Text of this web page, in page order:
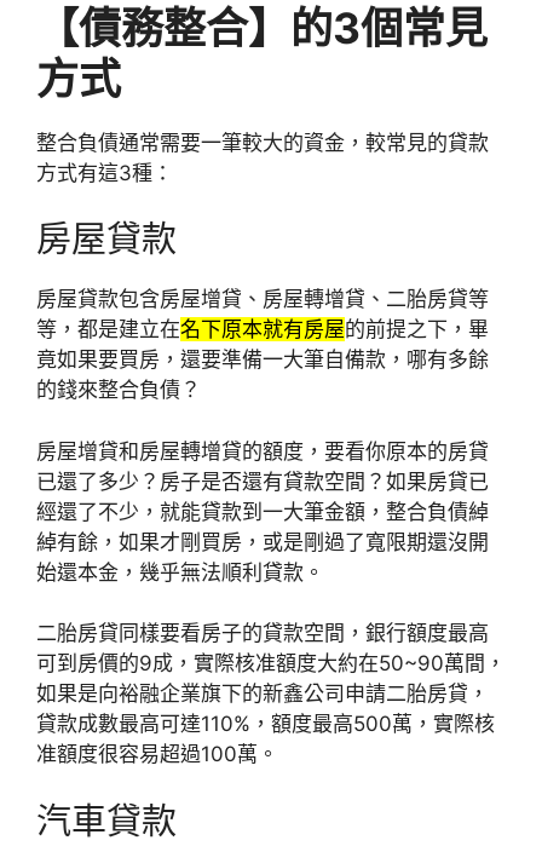
【債務整合】的3個常見
方式
整合負債通常需要一筆較大的資金，較常見的貸款
方式有這3種：
房屋貸款
房屋貸款包含房屋增貸、房屋轉增貸、二胎房貸等
等，都是建立在名下原本就有房屋的前提之下，畢
竟如果要買房，還要準備一大筆自備款，哪有多餘
的錢來整合負債？
房屋增貸和房屋轉增貸的額度，要看你原本的房貸
已還了多少？房子是否還有貸款空間？如果房貸已
經還了不少，就能貸款到一大筆金額，整合負債綽
綽有餘，如果才剛買房，或是剛過了寬限期還沒開
始還本金，幾乎無法順利貸款。
二胎房貸同樣要看房子的貸款空間，銀行額度最高
可到房價的9成，實際核准額度大約在50~90萬間，
如果是向裕融企業旗下的新鑫公司申請二胎房貸，
貸款成數最高可達110%，額度最高500萬，實際核
准額度很容易超過100萬。
汽車貸款